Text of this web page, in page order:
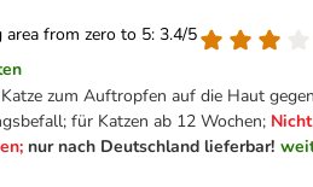
from zero to 5: 3.4/5
zum Auftropfen auf die Haut
für Katzen ab 12 Wochen;
nur nach Deutschland lieferbar!